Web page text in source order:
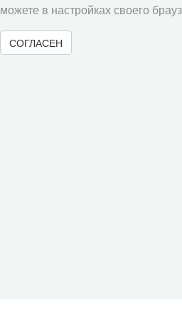
можете в настройках своего
СОГЛАСЕН